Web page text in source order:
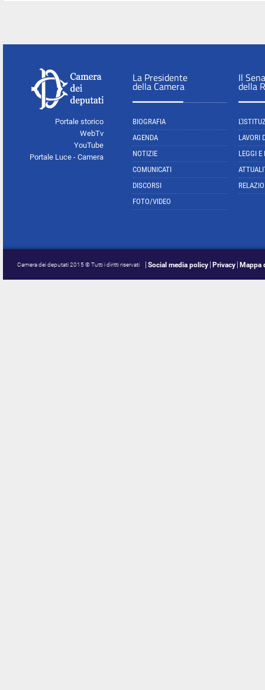
Portale storico
WebTv
YouTube
Portale Luce - Camera
La Presidente
della Camera
BIOGRAFIA
AGENDA
NOTIZIE
COMUNICATI
DISCORSI
FOTO/VIDEO
Il
della
LAVORI
LEGGI E
Camera dei deputati 2015 © Tutti i diritti riservati Social media policy Privacy Mappa